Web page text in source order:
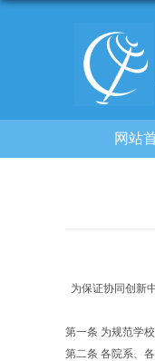
网站
为保证协同创新
第一条 为规范学
第二条 各院系、